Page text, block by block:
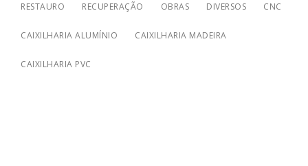
RESTAURO RECUPERAÇÃO OBRAS DIVERSOS CNC
CAIXILHARIA ALUMÍNIO CAIXILHARIA MADEIRA
CAIXILHARIA PVC